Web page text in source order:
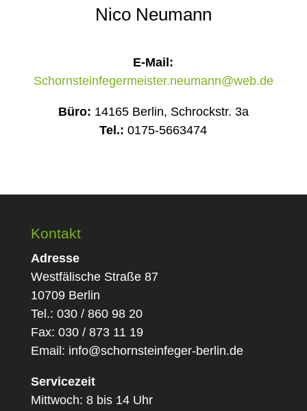
Nico Neumann
E-Mail:
Schornsteinfegermeister.neumann@web.de
Büro: 14165 Berlin, Schrockstr. 3a
Tel.: 0175-5663474
Kontakt
Adresse
Westfälische Straße 87
10709 Berlin
Tel.: 030 / 860 98 20
Fax: 030 / 873 11 19
Email: info@schornsteinfeger-berlin.de
Servicezeit
Mittwoch: 8 bis 14 Uhr